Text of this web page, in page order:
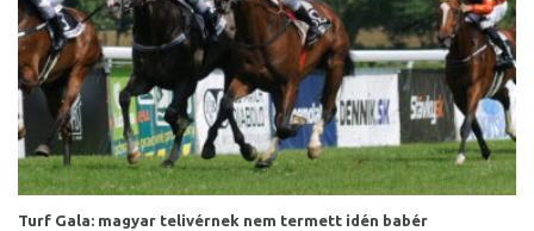
Turf Gala: magyar telivérnek nem termett idén babér